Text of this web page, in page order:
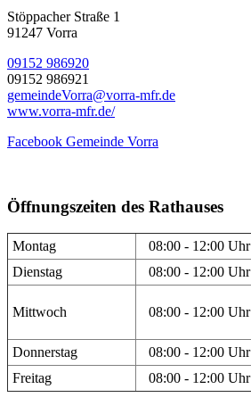
Stöppacher Straße 1
91247 Vorra
09152 986920
09152 986921
gemeindeVorra@vorra-mfr.de
www.vorra-mfr.de/
Facebook Gemeinde Vorra
Öffnungszeiten des Rathauses
Montag 08:00 - 12:00 Uhr
Dienstag
08:00 - 12:00 Uhr
Mittwoch 08:00 - 12:00 Uhr
Donnerstag 08:00 - 12:00 Uhr
Freitag
08:00 - 12:00 Uhr